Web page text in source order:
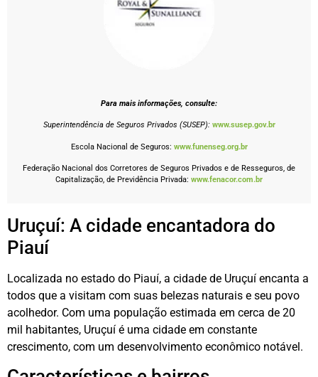
Para mais informações, consulte:
Superintendência de Seguros Privados (SUSEP): www.susep.gov.br
Escola Nacional de Seguros: www.funenseg.org.br
Federação Nacional dos Corretores de Seguros Privados e de Resseguros, de
Capitalização, de Previdência Privada: www.fenacor.com.br
Uruçuí: A cidade encantadora do
Piauí
Localizada no estado do Piauí, a cidade de Uruçuí encanta a
todos que a visitam com suas belezas naturais e seu povo
acolhedor. Com uma população estimada em cerca de 20
mil habitantes, Uruçuí é uma cidade em constante
crescimento, com um desenvolvimento econômico notável.